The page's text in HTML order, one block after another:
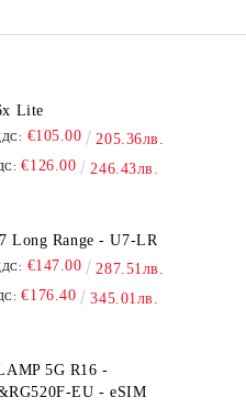
Lite
€105.00 205.36лв.
€126.00 246.43лв.
Long Range - U7-LR
€147.00 287.51лв.
€176.40 345.01лв.
5G R16 -
EU - eSIM